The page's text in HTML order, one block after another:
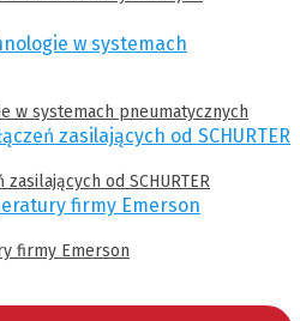
w systemach pneumatycznych
od SCHURTER
firmy Emerson